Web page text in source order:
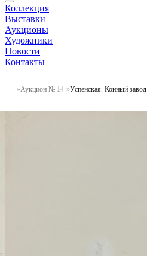
Коллекция
Выставки
Аукционы
Художники
Новости
Контакты
Аукцион № 14 Успенская. Конный завод